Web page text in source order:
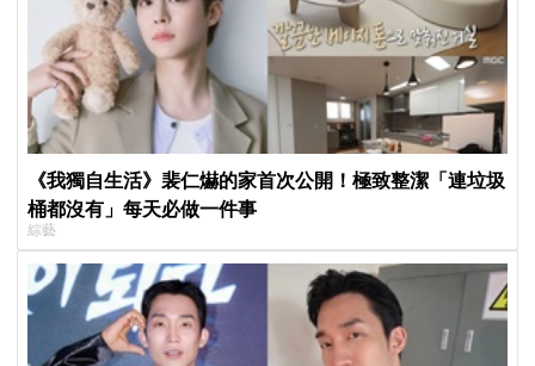
《我獨自生活》裴仁爀的家首次公開！極致整潔「連垃圾
桶都沒有」每天必做一件事
綜藝